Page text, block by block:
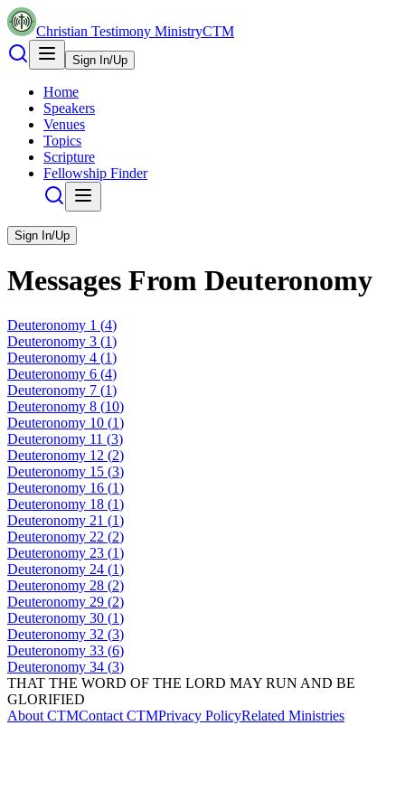
Christian Testimony MinistryCTM
Sign In/Up
Home
Speakers
Venues
Topics
Scripture
Fellowship Finder
Sign In/Up
Messages From Deuteronomy
Deuteronomy 1 (4)
Deuteronomy 3 (1)
Deuteronomy 4 (1)
Deuteronomy 6 (4)
Deuteronomy 7 (1)
Deuteronomy 8 (10)
Deuteronomy 10 (1)
Deuteronomy 11 (3)
Deuteronomy 12 (2)
Deuteronomy 15 (3)
Deuteronomy 16 (1)
Deuteronomy 18 (1)
Deuteronomy 21 (1)
Deuteronomy 22 (2)
Deuteronomy 23 (1)
Deuteronomy 24 (1)
Deuteronomy 28 (2)
Deuteronomy 29 (2)
Deuteronomy 30 (1)
Deuteronomy 32 (3)
Deuteronomy 33 (6)
Deuteronomy 34 (3)
THAT THE WORD OF THE LORD MAY RUN AND BE
GLORIFIED
About CTMContact CTMPrivacy PolicyRelated Ministries